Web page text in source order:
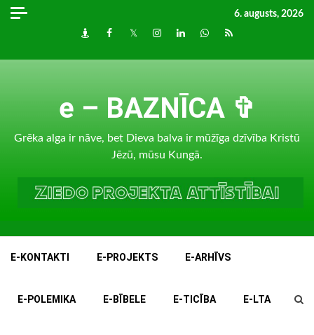
Skip
6. augusts, 2026
DraugiemFacebook
TwitterInstagram
LinkedInwhatsapp
RSS
e – BAZNĪCA ✞
Grēka alga ir nāve, bet Dieva balva ir mūžīga dzīvība Kristū
Jēzū, mūsu Kungā.
E-KONTAKTI E-PROJEKTS E-ARHĪVS
E-POLEMIKA E-BĪBELE E-TICĪBA E-LTA